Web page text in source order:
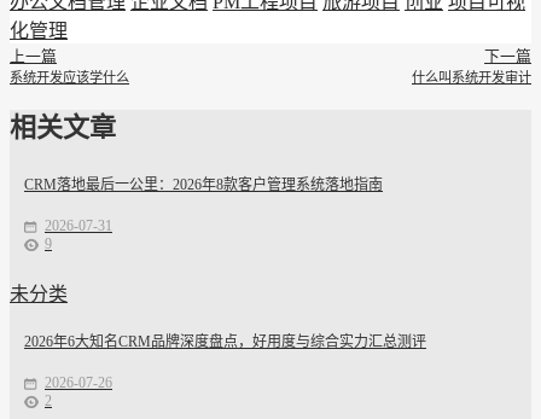
化管理
上一篇
系统开发应该学什么
下一篇
什么叫系统开发审计
相关文章
CRM落地最后一公里：2026年8款客户管理系统落地指南
2026-07-31
9
未分类
2026年6大知名CRM品牌深度盘点，好用度与综合实力汇总测评
2026-07-26
2